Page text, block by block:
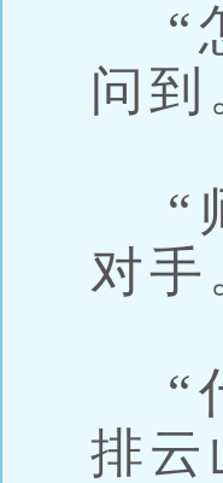
“
问到
“
对手
“
排云